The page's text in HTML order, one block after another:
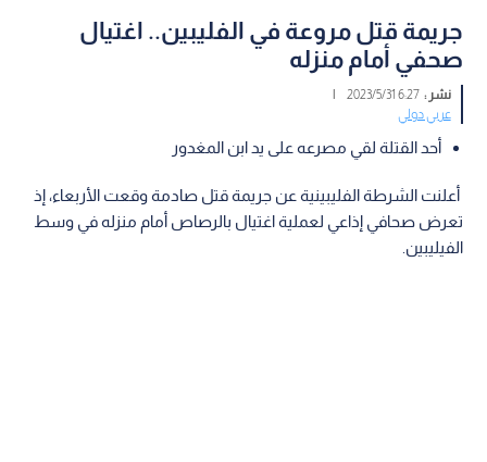
جريمة قتل مروعة في الفليبين.. اغتيال
صحفي أمام منزله
نشر :6:27 2023/5/31
|
عربي دولي
أحد القتلة لقي مصرعه على يد ابن المغدور
أعلنت الشرطة الفليبينية عن جريمة قتل صادمة وقعت الأربعاء، إذ
تعرض صحافي إذاعي لعملية اغتيال بالرصاص أمام منزله في وسط
الفيليبين.